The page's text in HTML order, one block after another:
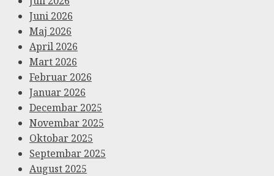
Juni 2026
Maj 2026
April 2026
Mart 2026
Februar 2026
Januar 2026
Decembar 2025
Novembar 2025
Oktobar 2025
Septembar 2025
August 2025